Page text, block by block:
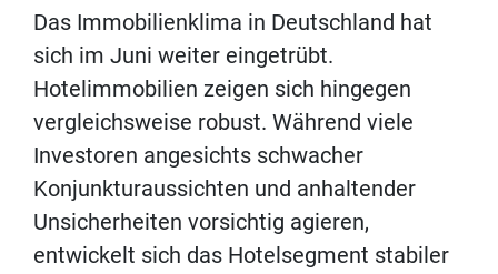
Das Immobilienklima in Deutschland hat
sich im Juni weiter eingetrübt.
Hotelimmobilien zeigen sich hingegen
vergleichsweise robust. Während viele
Investoren angesichts schwacher
Konjunkturaussichten und anhaltender
Unsicherheiten vorsichtig agieren,
entwickelt sich das Hotelsegment stabiler